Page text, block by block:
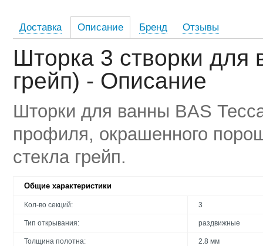
Доставка Описание Бренд Отзывы
Шторка 3 створки для
грейп) - Описание
Шторки для ванны BAS
профиля, окрашенного
стекла грейп.
Общие характеристики
Кол-во секций: 3
Тип открывания: раздвижные
Толщина полотна: 2.8 мм